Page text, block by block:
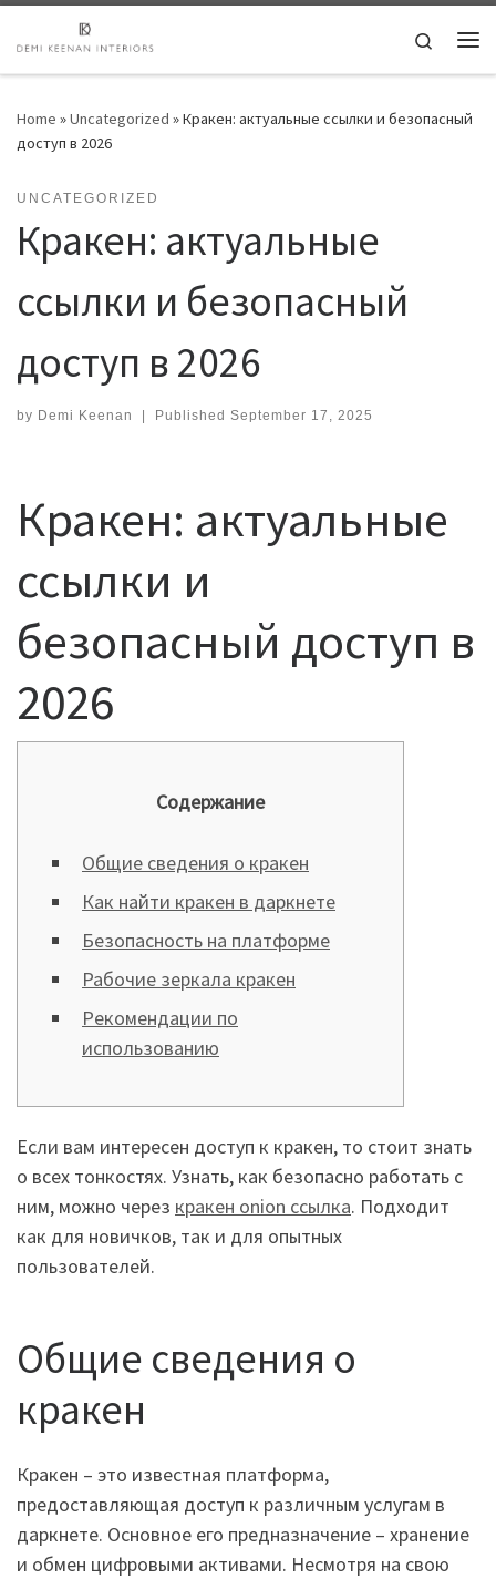
Skip to content
Search
Home »Uncategorized »Кракен: актуальные ссылки и безопасный
доступ в 2026
UNCATEGORIZED
Кракен: актуальные
ссылки и безопасный
доступ в 2026
by Demi Keenan | Published September 17, 2025
Кракен: актуальные
ссылки и
безопасный доступ в
2026
Содержание
Общие сведения о кракен
Как найти кракен в даркнете
Безопасность на платформе
Рабочие зеркала кракен
Рекомендации по
использованию
Если вам интересен доступ к кракен, то стоит знать
о всех тонкостях. Узнать, как безопасно работать с
ним, можно через кракен onion ссылка. Подходит
как для новичков, так и для опытных
пользователей.
Общие сведения о
кракен
Кракен – это известная платформа,
предоставляющая доступ к различным услугам в
даркнете. Основное его предназначение – хранение
и обмен цифровыми активами. Несмотря на свою